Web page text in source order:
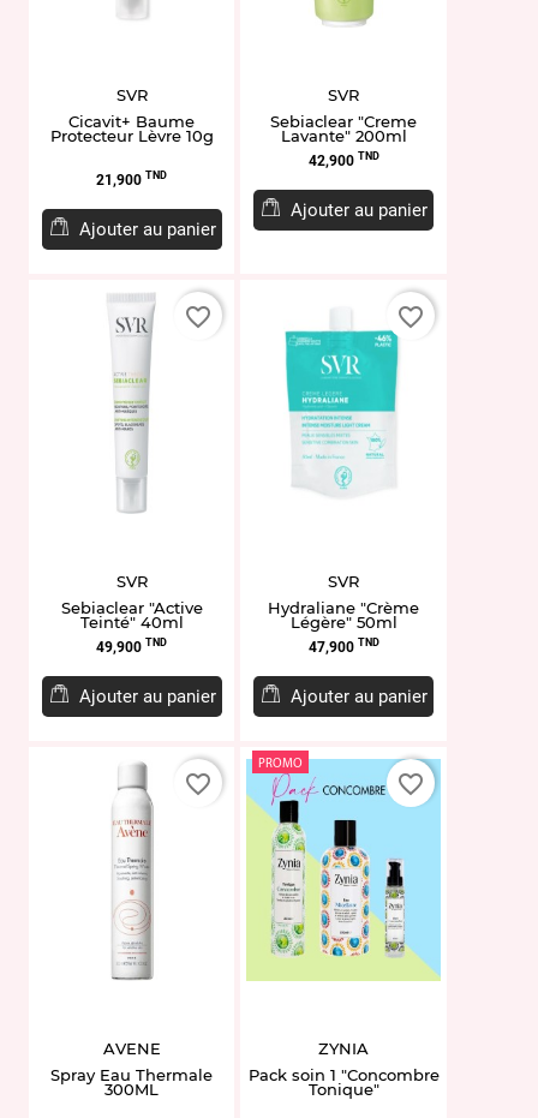
SVR
Cicavit+ Baume
Protecteur Lèvre 10g
Prix
21,900 TND
Ajouter au panier
SVR
Sebiaclear "Creme
Lavante" 200ml
Prix
42,900 TND
Ajouter au panier
SVR
Sebiaclear "Active
Teinté" 40ml
Prix
49,900 TND
Ajouter au panier
favorite_border
SVR
Hydraliane "Crème
Légère" 50ml
Prix
47,900 TND
Ajouter au panier
favorite_border
AVENE
Spray Eau Thermale
300ML
favorite_border
PROMO
ZYNIA
Pack soin 1 "Concombre
Tonique"
favorite_border